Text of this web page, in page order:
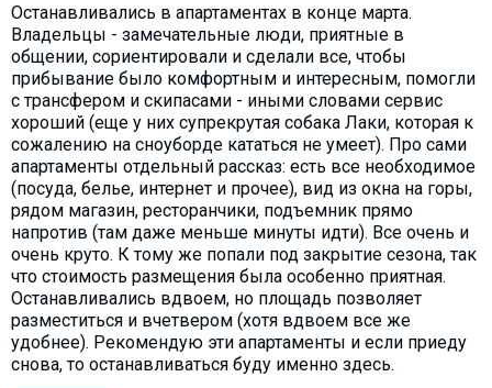
Останавливались в апартаментах в конце марта.
Владельцы - замечательные люди, приятные в
общении, сориентировали и сделали все, чтобы
прибывание было комфортным и интересным, помогли
с трансфером и скипасами - иными словами сервис
хороший (еще у них супрекрутая собака Лаки, которая к
сожалению на сноуборде кататься не умеет). Про сами
апартаменты отдельный рассказ: есть все необходимое
(посуда, белье, интернет и прочее), вид из окна на горы,
рядом магазин, ресторанчики, подъемник прямо
напротив (там даже меньше минуты идти). Все очень и
очень круто. К тому же попали под закрытие сезона, так
что стоимость размещения была особенно приятная.
Останавливались вдвоем, но площадь позволяет
разместиться и вчетвером (хотя вдвоем все же
удобнее). Рекомендую эти апартаменты и если приеду
снова, то останавливаться буду именно здесь.